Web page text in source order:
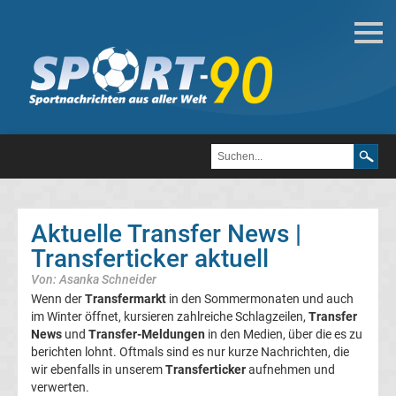
Fußball
Bundesliga
3.
Liga
DFB-
Pokal
Aktuelle Transfer News |
Transferticker aktuell
Von: Asanka Schneider
Wenn derTransfermarkt in den Sommermonaten und auch
im Winter öffnet, kursieren zahlreiche Schlagzeilen, Transfer
News und Transfer-Meldungen in den Medien, über die es zu
berichten lohnt. Oftmals sind es nur kurze Nachrichten, die
wir ebenfalls in unseremTransfertickeraufnehmen und
verwerten.